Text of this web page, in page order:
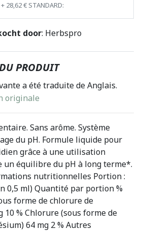
+ 28,62 € STANDARD:
door: Herbspro
PRODUIT
a été traduite de Anglais.
originale
Sans arôme. Système
du pH. Formule liquide pour
grâce à une utilisation
un équilibre du pH à long terme*.
nutritionnelles Portion :
0,5 ml) Quantité par portion %
forme de chlorure de
10 % Chlorure (sous forme de
64 mg 2 % Autres